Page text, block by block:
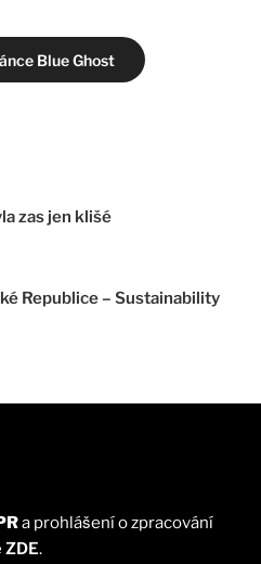
Blue Ghost
zas jen klišé
Republice – Sustainability
a prohlášení o zpracování
ZDE.